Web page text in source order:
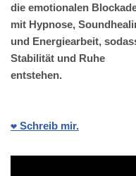
die emotionalen
mit Hypnose,
und Energiearbeit,
Stabilität und Ruhe
entstehen.
❤️ Schreib mir.